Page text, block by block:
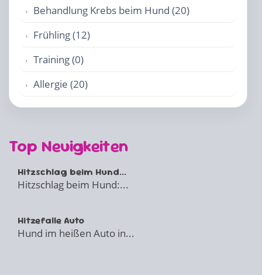
Behandlung Krebs beim Hund (20)
Frühling (12)
Training (0)
Allergie (20)
Top Neuigkeiten
Hitzschlag beim Hund...
Hitzschlag beim Hund:...
Hitzefalle Auto
Hund im heißen Auto in...